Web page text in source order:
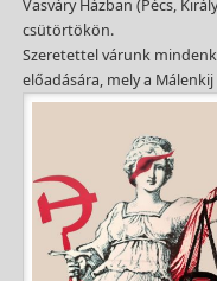
Vasváry Házban (Pécs,
csütörtökön.
Szeretettel várunk
előadására, mely a